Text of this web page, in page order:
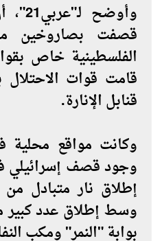
قصفت بصاروخين
الفلسطينية خاص
قامت قوات
قنابل الإنارة.
وكانت مواقع محلية
وجود قصف إسرائيلي
إطلاق نار متبادل
وسط إطلاق عدد كبير
بوابة "النمر" ومكب